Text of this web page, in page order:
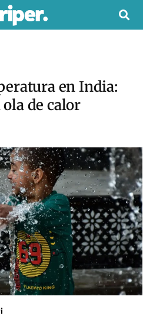
en India:
de calor